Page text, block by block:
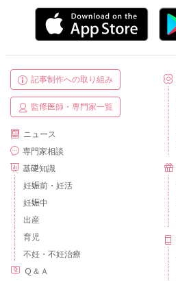
記事制作への取り組み
監修医師・専門家一覧
ニュース
専門家相談
基礎知識
妊娠前・妊活
妊娠中
出産
育児
不妊・不妊治療
Ｑ＆Ａ